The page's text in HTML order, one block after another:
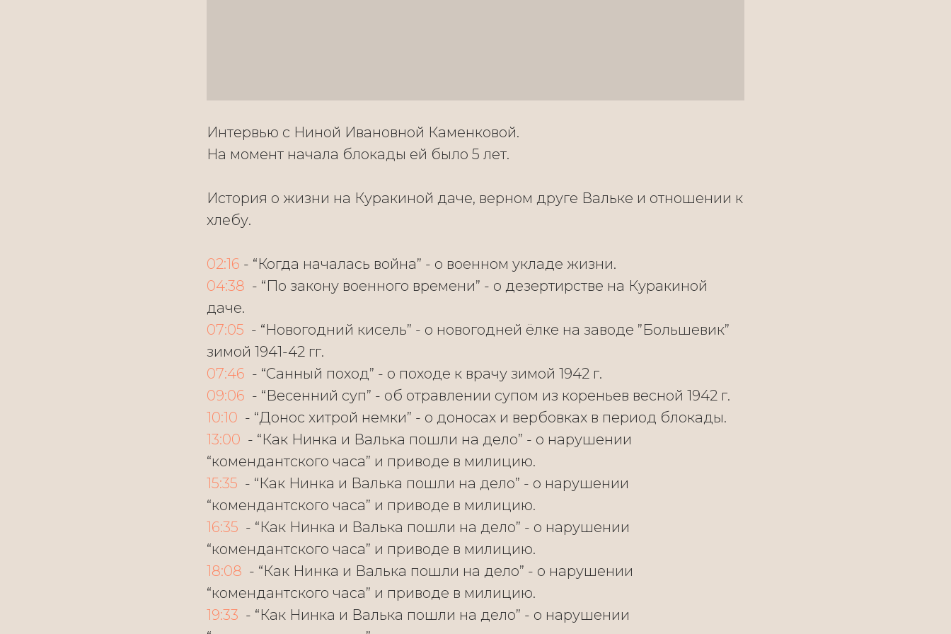
Интервью с Ниной Ивановной Каменковой.
На момент начала блокады ей было 5 лет.
История о жизни на Куракиной даче, верном друге Вальке и отношении к
хлебу.
02:16 - “Когда началась война” - о военном укладе жизни.
04:38 - “По закону военного времени” - о дезертирстве на Куракиной
даче.
07:05 - “Новогодний кисель” - о новогодней ёлке на заводе ”Большевик”
зимой 1941-42 гг.
07:46 - “Санный поход” - о походе к врачу зимой 1942 г.
09:06 - “Весенний суп” - об отравлении супом из кореньев весной 1942 г.
10:10 - “Донос хитрой немки” - о доносах и вербовках в период блокады.
13:00 - “Как Нинка и Валька пошли на дело” - о нарушении
“комендантского часа” и приводе в милицию.
15:35 - “Как Нинка и Валька пошли на дело” - о нарушении
“комендантского часа” и приводе в милицию.
16:35 - “Как Нинка и Валька пошли на дело” - о нарушении
“комендантского часа” и приводе в милицию.
18:08 - “Как Нинка и Валька пошли на дело” - о нарушении
“комендантского часа” и приводе в милицию.
19:33 - “Как Нинка и Валька пошли на дело” - о нарушении